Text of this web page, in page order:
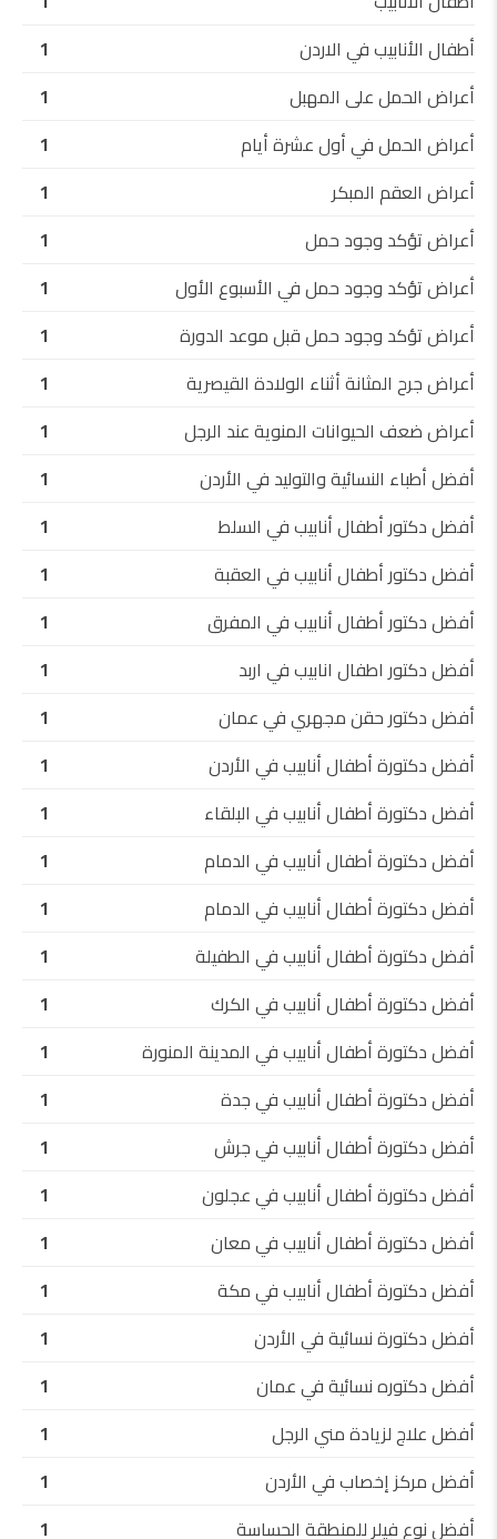
أطفال الأنابيب في الاردن
1
أعراض الحمل على المهبل
1
أعراض الحمل في أول عشرة أيام
1
أعراض العقم المبكر
1
أعراض تؤكد وجود حمل
1
أعراض تؤكد وجود حمل في الأسبوع الأول
1
أعراض تؤكد وجود حمل قبل موعد الدورة
1
أعراض جرح المثانة أثناء الولادة القيصرية
1
أعراض ضعف الحيوانات المنوية عند الرجل
1
أفضل أطباء النسائية والتوليد في الأردن
1
أفضل دكتور أطفال أنابيب في السلط
1
أفضل دكتور أطفال أنابيب في العقبة
1
أفضل دكتور أطفال أنابيب في المفرق
1
أفضل دكتور اطفال انابيب في اربد
1
أفضل دكتور حقن مجهري في عمان
1
أفضل دكتورة أطفال أنابيب في الأردن
1
أفضل دكتورة أطفال أنابيب في البلقاء
1
أفضل دكتورة أطفال أنابيب في الدمام
1
أفضل دكتورة أطفال أنابيب في الدمام
1
أفضل دكتورة أطفال أنابيب في الطفيلة
1
أفضل دكتورة أطفال أنابيب في الكرك
1
أفضل دكتورة أطفال أنابيب في المدينة المنورة
1
أفضل دكتورة أطفال أنابيب في جدة
1
أفضل دكتورة أطفال أنابيب في جرش
1
أفضل دكتورة أطفال أنابيب في عجلون
1
أفضل دكتورة أطفال أنابيب في معان
1
أفضل دكتورة أطفال أنابيب في مكة
1
أفضل دكتورة نسائية في الأردن
1
أفضل دكتوره نسائية في عمان
1
أفضل علاج لزيادة مني الرجل
1
أفضل مركز إخصاب في الأردن
1
أفضل نوع فيلر للمنطقة الحساسة
1